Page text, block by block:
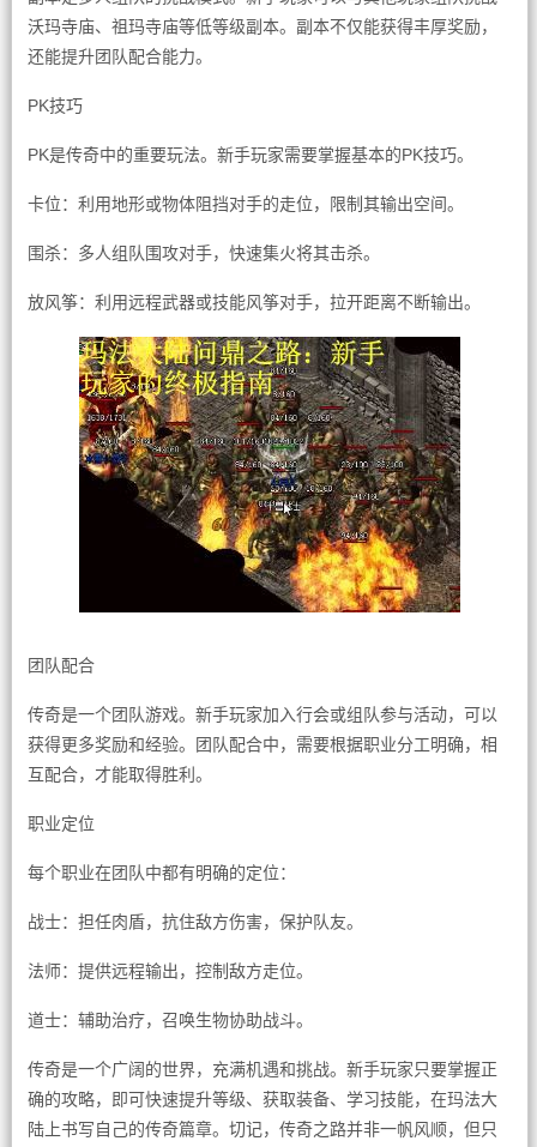
沃玛寺庙、祖玛寺庙等低等级副本。副本不仅能获得丰厚奖励，
还能提升团队配合能力。
PK技巧
PK是传奇中的重要玩法。新手玩家需要掌握基本的PK技巧。
卡位：利用地形或物体阻挡对手的走位，限制其输出空间。
围杀：多人组队围攻对手，快速集火将其击杀。
放风筝：利用远程武器或技能风筝对手，拉开距离不断输出。
团队配合
传奇是一个团队游戏。新手玩家加入行会或组队参与活动，可以
获得更多奖励和经验。团队配合中，需要根据职业分工明确，相
互配合，才能取得胜利。
职业定位
每个职业在团队中都有明确的定位：
战士：担任肉盾，抗住敌方伤害，保护队友。
法师：提供远程输出，控制敌方走位。
道士：辅助治疗，召唤生物协助战斗。
传奇是一个广阔的世界，充满机遇和挑战。新手玩家只要掌握正
确的攻略，即可快速提升等级、获取装备、学习技能，在玛法大
陆上书写自己的传奇篇章。切记，传奇之路并非一帆风顺，但只